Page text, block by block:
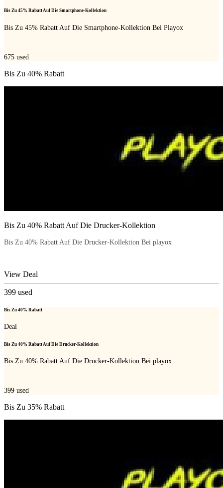
Bis Zu 45% Rabatt Auf Die Smartphone-Kollektion
Bis Zu 45% Rabatt Auf Die Smartphone-Kollektion Bei Playox
675 used
Bis Zu 40% Rabatt
Bis Zu 40% Rabatt Auf Die Drucker-Kollektion
Bis Zu 40% Rabatt Auf Die Drucker-Kollektion Bei playox
View Deal
399 used
Bis Zu 40% Rabatt
Deal
Bis Zu 40% Rabatt Auf Die Drucker-Kollektion
Bis Zu 40% Rabatt Auf Die Drucker-Kollektion Bei playox
399 used
Bis Zu 35% Rabatt